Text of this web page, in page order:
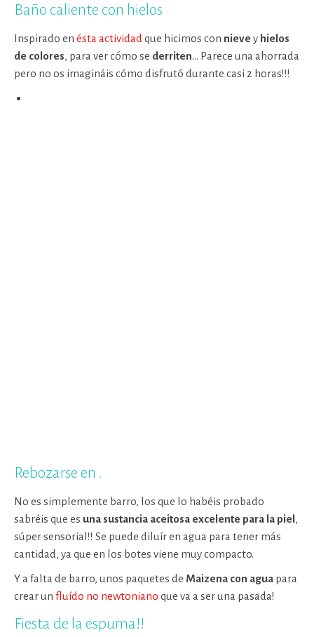
Baño caliente con hielos
Inspirado en ésta actividad que hicimos con nieve y hielos
de colores, para ver cómo se derriten… Parece una ahorrada
pero no os imagináis cómo disfrutó durante casi 2 horas!!!
Rebozarse en .
No es simplemente barro, los que lo habéis probado
sabréis que es una sustancia aceitosa excelente para la piel,
súper sensorial!! Se puede diluír en agua para tener más
cantidad, ya que en los botes viene muy compacto.
Y a falta de barro, unos paquetes de Maizena con agua para
crear un fluído no newtoniano que va a ser una pasada!
Fiesta de la espuma!!